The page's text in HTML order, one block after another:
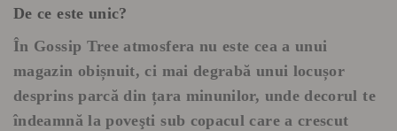
De ce este unic?
În Gossip Tree atmosfera nu este cea a unui
magazin obișnuit, ci mai degrabă unui locușor
desprins parcă din țara minunilor, unde decorul te
îndeamnă la poveşti sub copacul care a crescut